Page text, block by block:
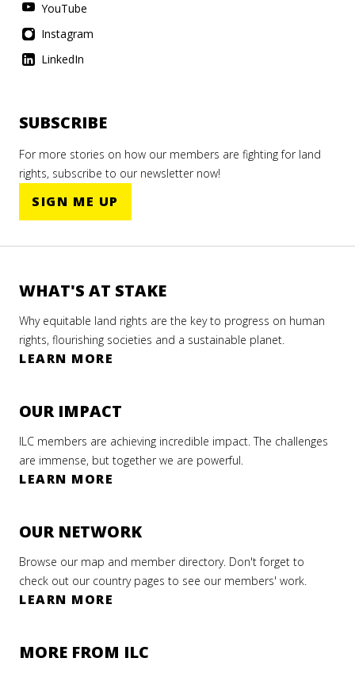
YouTube
Instagram
LinkedIn
SUBSCRIBE
For more stories on how our members are fighting for land
rights, subscribe to our newsletter now!
SIGN ME UP
WHAT'S AT STAKE
Why equitable land rights are the key to progress on human
rights, flourishing societies and a sustainable planet.
LEARN MORE
OUR IMPACT
ILC members are achieving incredible impact. The challenges
are immense, but together we are powerful.
LEARN MORE
OUR NETWORK
Browse our map and member directory. Don't forget to
check out our country pages to see our members' work.
LEARN MORE
MORE FROM ILC